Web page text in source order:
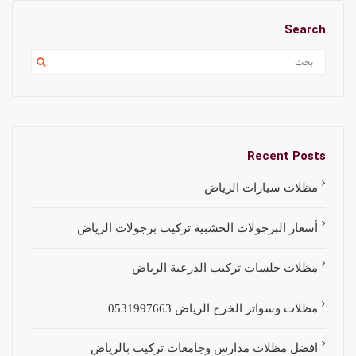
Search
Recent Posts
مظلات سيارات الرياض
أسعار البرجولات الخشبية تركيب برجولات الرياض
مظلات جلسات تركيب الدرعية الرياض
مظلات وسواتر الخرج الرياض 0531997663
افضل مظلات مدارس وجامعات تركيب بالرياض